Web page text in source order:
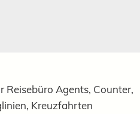
Reisebüro Agents, Counter,
Kreuzfahrten